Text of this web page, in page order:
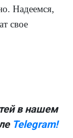
Надеемся,
свое
в нашем
Telegram!